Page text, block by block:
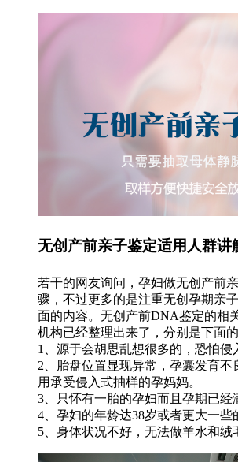
无创产前亲子鉴定适用人群讲
若干的网友询问，孕妇做无创产前
骤，不过更多的是注重无创孕期亲
面的内容。无创产前DNA鉴定的相
机构已经整理出来了，分别是下面的
1、源于会胡思乱想很多的，恐怕侵
2、胎盘位置显现异常，孕囊发育不
用承受侵入式抽样的孕妈妈。
3、只怀有一胎的孕妇而且孕期已经
4、孕妇的年龄达38岁或者更大一些
5、身体状况不好，无法做羊水和绒